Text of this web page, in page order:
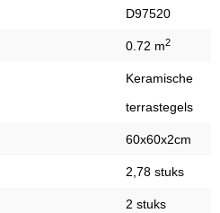
D97520
0.72 m2
Keramische
terrastegels
60x60x2cm
2,78 stuks
2 stuks